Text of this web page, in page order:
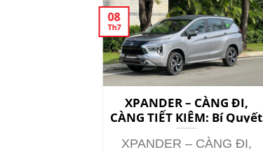
XPANDER – CÀNG ĐI,
CÀNG TIẾT KIỆM: Bí Quyết
Cho Gia Đình Hiện Đại
XPANDER – CÀNG ĐI,
08
Th7